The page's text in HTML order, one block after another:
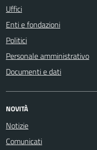
Uffici
Enti e fondazioni
Politici
Personale amministrativo
Documenti e dati
NOVITÀ
Notizie
Comunicati